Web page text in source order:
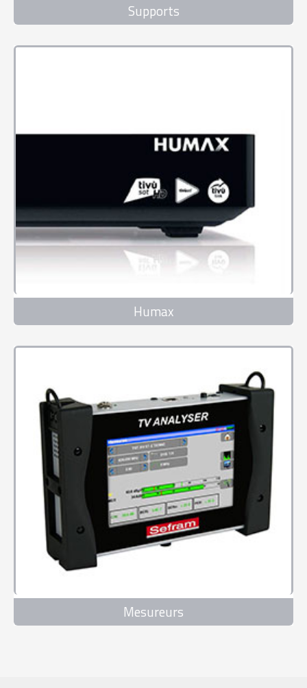
Supports
Humax
Mesureurs